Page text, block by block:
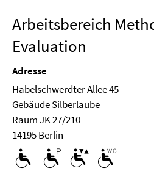
Arbeitsbereich
Evaluation
Adresse
Habelschwerdter Allee 45
Ge­bäude Silberlaube
Raum JK 27/210
14195 Berlin